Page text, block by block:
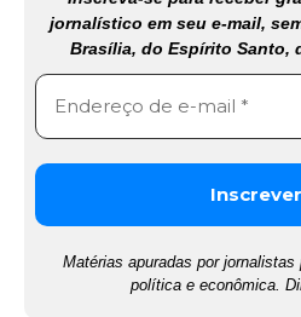
jornalístico em seu e-mail,
Brasília, do Espírito Santo,
Matérias apuradas por
política e econômica.